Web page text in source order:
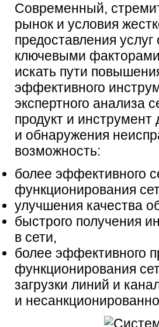
Современный,
рынок и условия
предоставления
ключевыми
искать пути
эффективного
экспертного анализа
продукт и
и обнаружения
возможность:
более эффективного
функционирования
улучшения качества
быстрого получения
в сети,
более эффективного
функционирования
загрузки линий и
и